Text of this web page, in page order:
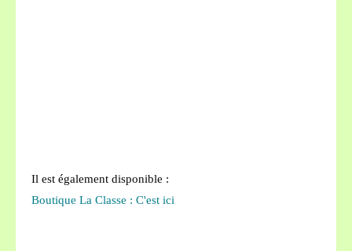
Il est également disponible :
Boutique La Classe : C'est ici